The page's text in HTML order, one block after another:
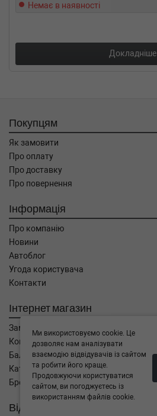
Немає в наявності
Докладніше
Покупцям
Як замовити
Про оплату
Про доставку
Про повернення
Інформація
Про компанію
Новини
Автоблог
Угода користувача
Контакти
Інтернет магазин
Замовлення
Кошик
Баланс
Каталог товарів
Бренди
Відправити запит
Ми використовуємо cookie. Це
дозволяє нам аналізувати
взаємодію відвідувачів із сайтом
та робити його краще.
Продовжуючи користуватися
сайтом, ви погоджуєтесь із
використанням файлів cookie.